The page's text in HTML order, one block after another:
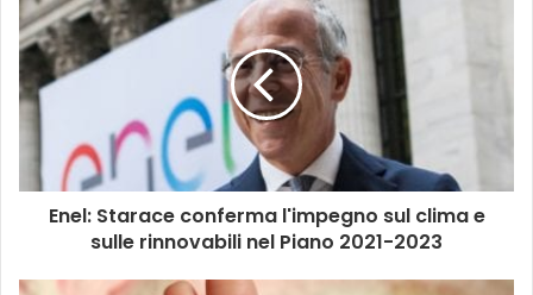
Enel: Starace conferma l'impegno sul clima e
sulle rinnovabili nel Piano 2021-2023